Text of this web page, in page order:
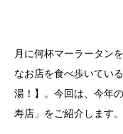
月に何杯マーラータン
なお店を食べ歩いてい
湯！】。今回は、今年
寿店」をご紹介します。